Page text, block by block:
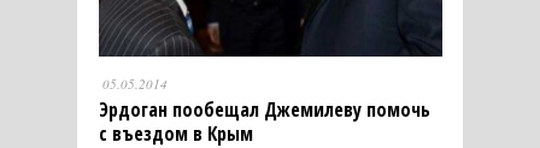
05.05.2014
Эрдоган пообещал Джемилеву помочь
с въездом в Крым